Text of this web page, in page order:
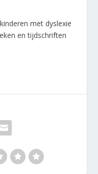
met dyslexie
en tijdschriften